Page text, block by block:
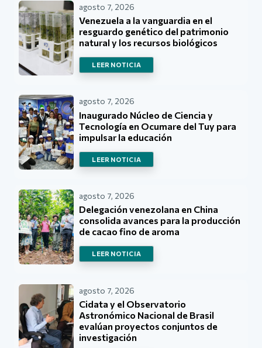
agosto 7, 2026
Venezuela a la vanguardia en el
resguardo genético del patrimonio
natural y los recursos biológicos
LEER NOTICIA
agosto 7, 2026
Inaugurado Núcleo de Ciencia y
Tecnología en Ocumare del Tuy para
impulsar la educación
LEER NOTICIA
agosto 7, 2026
Delegación venezolana en China
consolida avances para la producción
de cacao fino de aroma
LEER NOTICIA
agosto 7, 2026
Cidata y el Observatorio
Astronómico Nacional de Brasil
evalúan proyectos conjuntos de
investigación